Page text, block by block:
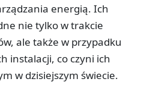
energią. Ich
nie tylko w trakcie
ale także w przypadku
instalacji, co czyni ich
w dzisiejszym świecie.